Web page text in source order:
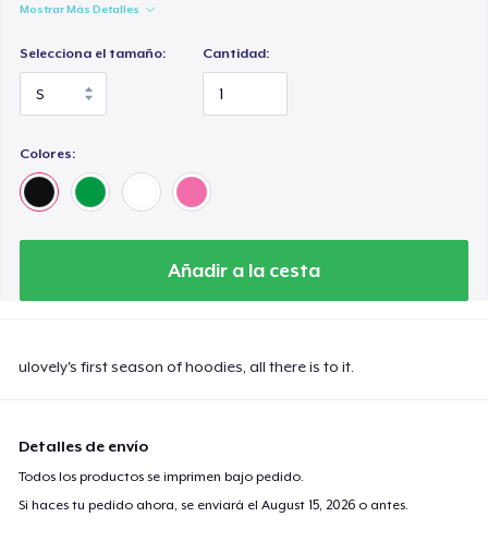
Mostrar Más Detalles
Selecciona el tamaño: Cantidad:
Colores:
Añadir a la cesta
ulovely's first season of hoodies, all there is to it.
Detalles de envío
Todos los productos se imprimen bajo pedido.
Si haces tu pedido ahora, se enviará elAugust 15, 2026 o antes.